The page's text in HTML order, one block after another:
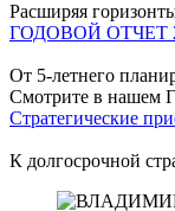
Расширяя
ГОДОВОЙ ОТЧЕТ
От 5-летнего
Смотрите в нашем
Стратегические
К долгосрочной